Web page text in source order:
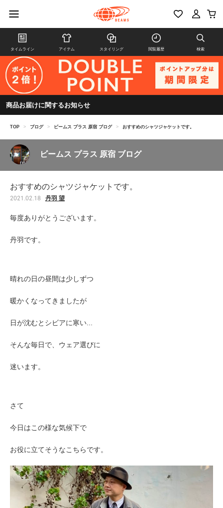
タイムライン アイテム スタイリング 閲覧履歴 検索
商品お届けに関するお知らせ
TOP > ブログ > ビームス プラス 原宿 ブログ > おすすめのシャツジャケットです。
ビームス プラス 原宿 ブログ
おすすめのシャツジャケットです。
2021.02.18 丹羽 望
毎度ありがとうございます。
丹羽です。
晴れの日の昼間は少しずつ
暖かくなってきましたが
日が沈むとシビアに寒い...
そんな毎日で、ウェア選びに
迷います。
さて
今日はこの様な気候下で
お役に立てそうなこちらです。